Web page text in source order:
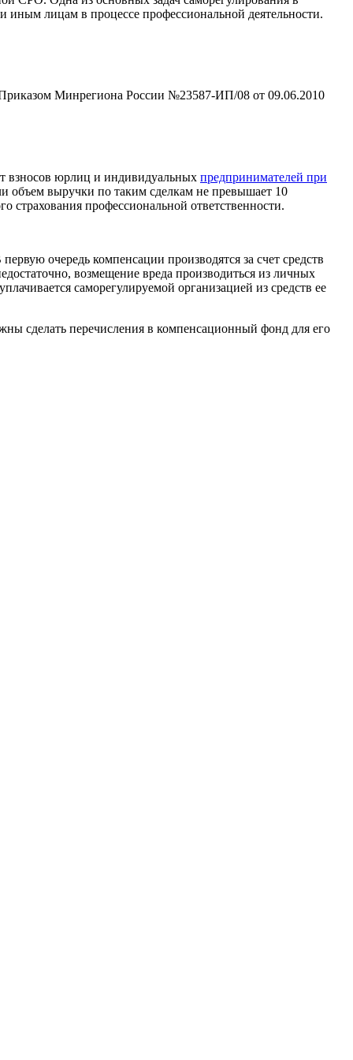
лицам в процессе профессиональной деятельности.
Приказом Минрегиона России №23587-ИП/08 от 09.06.2010
взносов юрлиц и индивидуальных предпринимателей при
объем выручки по таким сделкам не превышает 10
страхования профессиональной ответственности.
очередь компенсации производятся за счет средств
возмещение вреда производиться из личных
саморегулируемой организацией из средств ее
сделать перечисления в компенсационный фонд для его